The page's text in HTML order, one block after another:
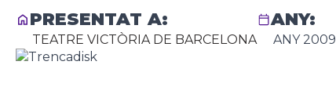
PRESENTAT A:
TEATRE VICTÒRIA DE BARCELONA
ANY:
ANY 2009